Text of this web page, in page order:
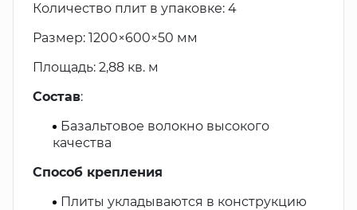
Количество плит в упаковке: 4
Размер: 1200×600×50 мм
Площадь: 2,88 кв. м
Состав:
Базальтовое волокно высокого
качества
Способ крепления
Плиты укладываются в конструкцию